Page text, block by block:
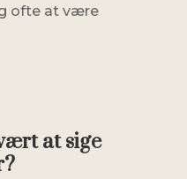
ofte at være
at sige